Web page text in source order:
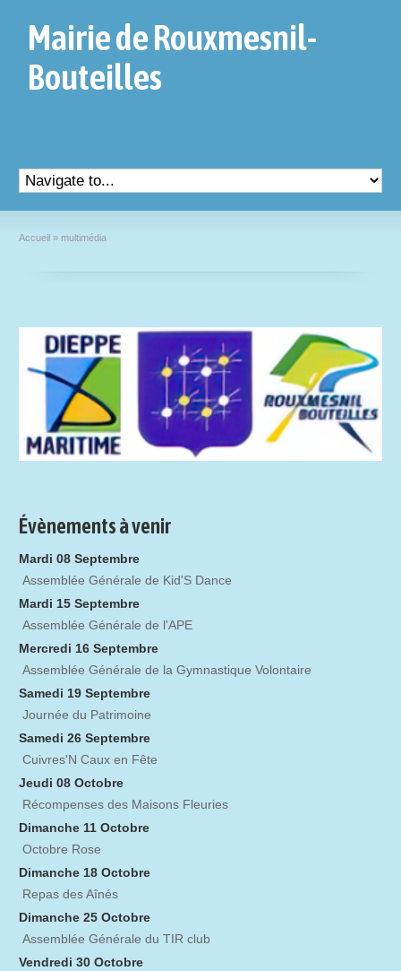
Mairie de Rouxmesnil-
Bouteilles
Accueil » multimédia
Évènements à venir
Mardi 08 Septembre
Assemblée Générale de Kid'S Dance
Mardi 15 Septembre
Assemblée Générale de l'APE
Mercredi 16 Septembre
Assemblée Générale de la Gymnastique Volontaire
Samedi 19 Septembre
Journée du Patrimoine
Samedi 26 Septembre
Cuivres'N Caux en Fête
Jeudi 08 Octobre
Récompenses des Maisons Fleuries
Dimanche 11 Octobre
Octobre Rose
Dimanche 18 Octobre
Repas des Aînés
Dimanche 25 Octobre
Assemblée Générale du TIR club
Vendredi 30 Octobre